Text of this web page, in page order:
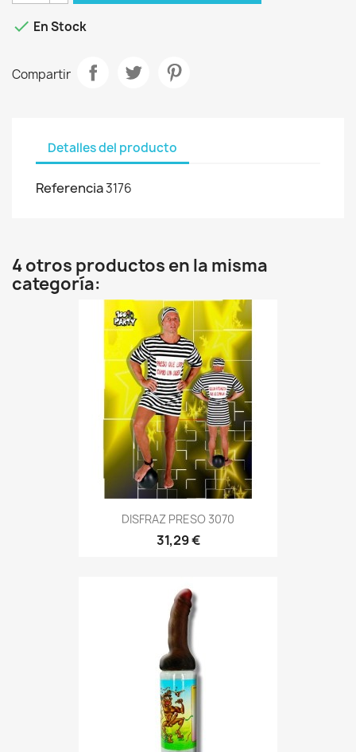
 En Stock
Compartir
Detalles del producto
Referencia3176
4 otros productos en la misma
categoría:
DISFRAZ PRESO 3070
31,29 €